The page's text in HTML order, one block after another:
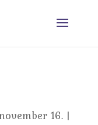
16.|